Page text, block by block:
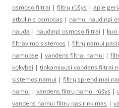
osmoso filtrai | filtrų rūšys | apie
atbulinis osmosas | namui naudingi
nauda | naudingi osmoso filtrai |
filtravimo sistemos | filtrų namui
namuose | vandens filtrai namui |
kokybei | tinkamiausi vandens filtrai
sistemos namui | filtrų sprendimai
namui | vandens filtrų namui rūšys |
vandens namui filtrų pasirinkimas |